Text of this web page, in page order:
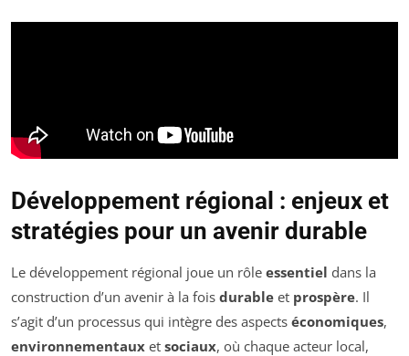
Développement régional : enjeux et
stratégies pour un avenir durable
Le développement régional joue un rôle essentiel dans la
construction d’un avenir à la fois durable et prospère. Il
s’agit d’un processus qui intègre des aspects économiques,
environnementaux et sociaux, où chaque acteur local,